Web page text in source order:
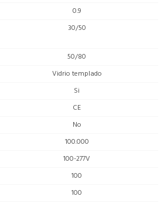
0.9
30/50
50/80
Vidrio templado
Si
CE
No
100.000
100-277V
100
100